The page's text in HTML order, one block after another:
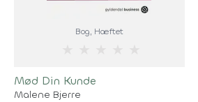
Bog, Hæftet
Mød Din Kunde
Malene Bjerre